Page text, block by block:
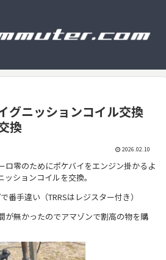
グニッションコイル交換
換
2026.02.10
ロ零のためにポケバイをエンジン掛かるよ
ションコイルを交換。
番手違い（TRRSはレジスター付き）
が無かったのでアマゾンで割高の物を購